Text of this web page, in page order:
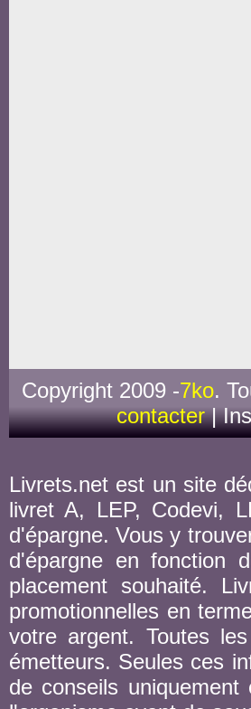
Copyright 2009 -7ko.
contacter|
Livrets.net est un site
livret A, LEP, Codevi,
d'épargne. Vous y
d'épargne en fonction
placement souhaité.
promotionnelles en
votre argent. Toutes
émetteurs. Seules ces
de conseils